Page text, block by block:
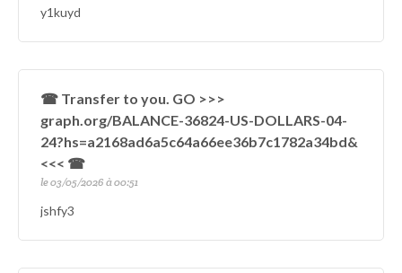
y1kuyd
☎ Transfer to you. GO >>>
graph.org/BALANCE-36824-US-DOLLARS-04-
24?hs=a2168ad6a5c64a66ee36b7c1782a34bd&
<<< ☎
le 03/05/2026 à 00:51
jshfy3